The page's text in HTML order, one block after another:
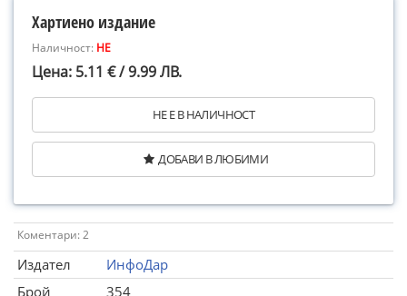
Хартиено издание
Наличност: НЕ
Цена: 5.11 € / 9.99 ЛВ.
НЕ Е В НАЛИЧНОСТ
ДОБАВИ В ЛЮБИМИ
Коментари: 2
Издател
ИнфоДар
Брой
354